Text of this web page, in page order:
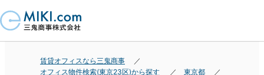
賃貸オフィスなら三鬼商事
オフィス物件検索(東京23区)から探す
東京都